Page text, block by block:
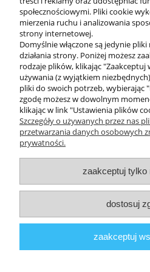
MOJE
// ul. Przemysłowa 11a, 75-
// E-mail:
społecznościowymi. Pliki cookie
mierzenia ruchu i analizowania
strony internetowej.
Domyślnie włączone są jedynie
działania strony. Poniżej możesz
rodzaje plików, klikając
używania (z wyjątkiem
pliki do swoich potrzeb, wybierając
zgodę możesz w dowolnym
klikając w link "Ustawienia plików
Szczegóły o używanych przez nas
przetwarzania danych osobowych
prywatności.
zaakceptuj tylko
dostosuj
zaakceptuj